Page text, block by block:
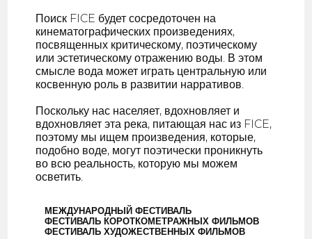
Поиск FICE будет сосредоточен на
кинематографических произведениях,
посвященных критическому, поэтическому
или эстетическому отражению воды. В этом
смысле вода может играть центральную или
косвенную роль в развитии нарративов.
Поскольку нас населяет, вдохновляет и
вдохновляет эта река, питающая нас из FICE,
поэтому мы ищем произведения, которые,
подобно воде, могут поэтически проникнуть
во всю реальность, которую мы можем
осветить.
МЕЖДУНАРОДНЫЙ ФЕСТИВАЛЬ
ФЕСТИВАЛЬ КОРОТКОМЕТРАЖНЫХ ФИЛЬМОВ
ФЕСТИВАЛЬ ХУДОЖЕСТВЕННЫХ ФИЛЬМОВ